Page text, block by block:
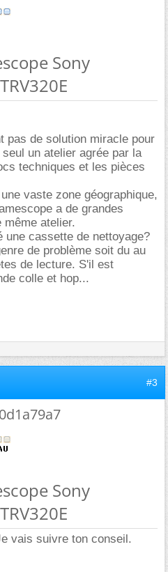
Sony
pas de solution miracle pour
un atelier agrée par la
techniques et les pièces
vaste zone géographique,
a de grandes
atelier.
une cassette de nettoyage?
de problème soit du au
de lecture. S'il est
colle et hop...
#3
Sony
vais suivre ton conseil.